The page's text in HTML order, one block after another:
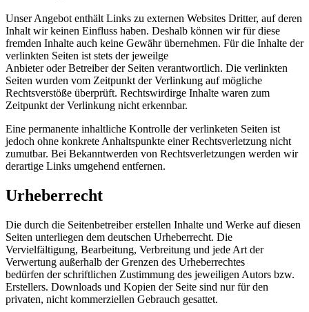
Unser Angebot enthält Links zu externen Websites Dritter, auf deren
Inhalt wir keinen Einfluss haben. Deshalb können wir für diese
fremden Inhalte auch keine Gewähr übernehmen. Für die Inhalte der
verlinkten Seiten ist stets der jeweilge
Anbieter oder Betreiber der Seiten verantwortlich. Die verlinkten
Seiten wurden vom Zeitpunkt der Verlinkung auf mögliche
Rechtsverstöße überprüft. Rechtswirdirge Inhalte waren zum
Zeitpunkt der Verlinkung nicht erkennbar.
Eine permanente inhaltliche Kontrolle der verlinketen Seiten ist
jedoch ohne konkrete Anhaltspunkte einer Rechtsverletzung nicht
zumutbar. Bei Bekanntwerden von Rechtsverletzungen werden wir
derartige Links umgehend entfernen.
Urheberrecht
Die durch die Seitenbetreiber erstellen Inhalte und Werke auf diesen
Seiten unterliegen dem deutschen Urheberrecht. Die
Vervielfältigung, Bearbeitung, Verbreitung und jede Art der
Verwertung außerhalb der Grenzen des Urheberrechtes
bedürfen der schriftlichen Zustimmung des jeweiligen Autors bzw.
Erstellers. Downloads und Kopien der Seite sind nur für den
privaten, nicht kommerziellen Gebrauch gesattet.